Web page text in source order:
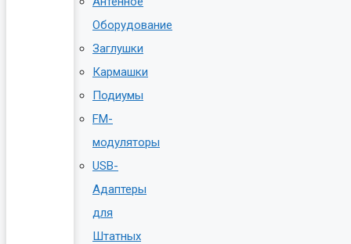
Оборудование
Заглушки
Кармашки
Подиумы
FM-
модуляторы
USB-
Адаптеры
для
Штатных